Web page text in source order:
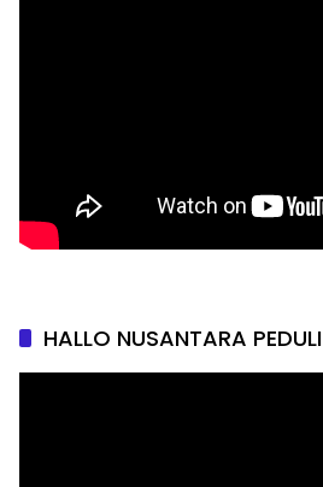
HALLO NUSANTARA PEDULI